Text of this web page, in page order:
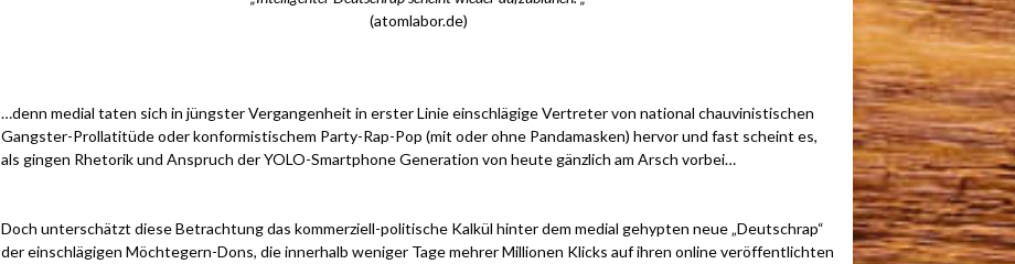
(atomlabor.de)
…denn medial taten sich in jüngster Vergangenheit in erster Linie einschlägige Vertreter von national chauvinistischen
Gangster-Prollatitüde oder konformistischem Party-Rap-Pop (mit oder ohne Pandamasken) hervor und fast scheint es,
als gingen Rhetorik und Anspruch der YOLO-Smartphone Generation von heute gänzlich am Arsch vorbei…
Doch unterschätzt diese Betrachtung das kommerziell-politische Kalkül hinter dem medial gehypten neue „Deutschrap“
der einschlägigen Möchtegern-Dons, die innerhalb weniger Tage mehrer Millionen Klicks auf ihren online veröffentlichten